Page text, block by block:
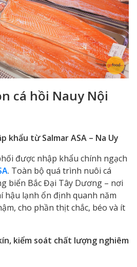
cá hồi Nauy Nội
khẩu từ Salmar ASA – Na Uy
được nhập khẩu chính ngạch
. Toàn bộ quá trình nuôi cá
biển Bắc Đại Tây Dương – nơi
hậu lạnh ổn định quanh năm
cho phần thịt chắc, béo và ít
kiểm soát chất lượng nghiêm